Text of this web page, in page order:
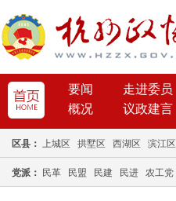
要闻 走进委员
概况
议政建言
区县： 上城区 拱墅区 西湖区 滨江区
党派： 民革 民盟 民建 民进 农工党